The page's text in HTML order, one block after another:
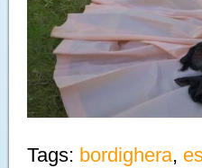
Tags: bordighera,